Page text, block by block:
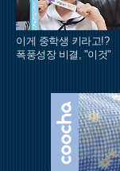
이게 중학생 키라고!?
폭풍성장 비결, "이것"